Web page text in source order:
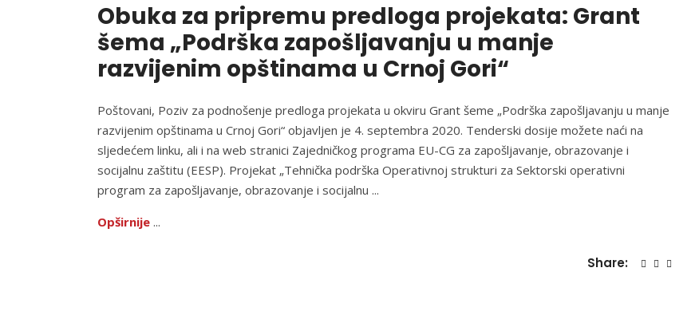
Obuka za pripremu predloga projekata: Grant
šema „Podrška zapošljavanju u manje
razvijenim opštinama u Crnoj Gori“
Poštovani, Poziv za podnošenje predloga projekata u okviru Grant šeme „Podrška zapošljavanju u manje
razvijenim opštinama u Crnoj Gori“ objavljen je 4. septembra 2020. Tenderski dosije možete naći na
sljedećem linku, ali i na web stranici Zajedničkog programa EU-CG za zapošljavanje, obrazovanje i
socijalnu zaštitu (EESP). Projekat „Tehnička podrška Operativnoj strukturi za Sektorski operativni
program za zapošljavanje, obrazovanje i socijalnu
Opširnije
Share: